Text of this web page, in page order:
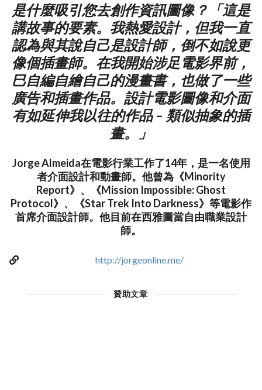
是什麼吸引您去創作資訊圖像？「這是
講故事的要素。我熱愛設計，但我一直
認為與其說自己是設計師，倒不如說更
像個插畫師。在我開始涉足電影界前，
巳自編自繪自己的漫畫書，也做了一些
廣告和插畫作品。設計電影圖像和介面
有如延伸我以往的作品 – 類似抽象的插
畫。」
Jorge Almeida在電影行業工作了14年，是一名使用
者介面設計和動畫師。他曾為《Minority
Report》、《Mission Impossible: Ghost
Protocol》、《Star Trek Into Darkness》等電影作
首席介面設計師。他目前在西雅圖當自由職業設計
師。
http://jorgeonline.me/
贊助文章